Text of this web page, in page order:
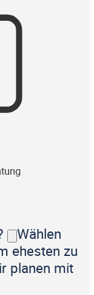
Wählen
ehesten zu
planen mit